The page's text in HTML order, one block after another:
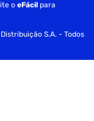
oeFácil para
S.A. - Todos